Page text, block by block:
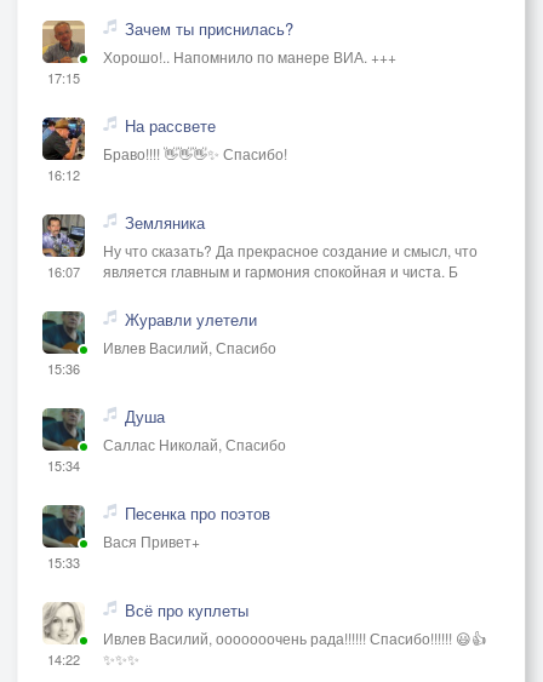
17:15
Зачем ты приснилась?
Хорошо!.. Напомнило по манере ВИА. +++
16:12
На рассвете
Браво!!!! 👋👋👋✨ Спасибо!
16:07
Земляника
Ну что сказать? Да прекрасное создание и смысл, что
является главным и гармония спокойная и чиста. Б
15:36
Журавли улетели
Ивлев Василий, Спасибо
15:34
Душа
Саллас Николай, Спасибо
15:33
Песенка про поэтов
Вася Привет+
14:22
Всё про куплеты
Ивлев Василий, ооооооочень рада!!!!!! Спасибо!!!!!! 😃👍
✨✨✨